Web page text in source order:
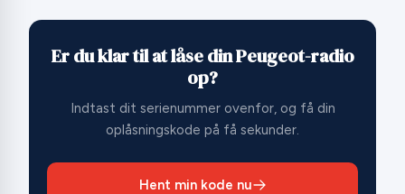
Er du klar til at låse din Peugeot-radio
op?
Indtast dit serienummer ovenfor, og få din
oplåsningskode på få sekunder.
Hent min kode nu